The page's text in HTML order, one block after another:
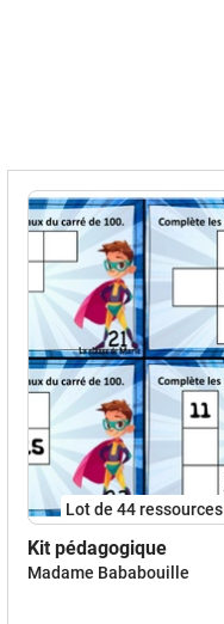
Lot de 44 ressources
Kit pédagogique
Madame Bababouille